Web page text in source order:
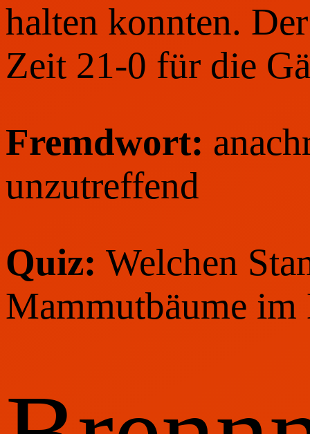
halten konnten.
Zeit 21-0 für die
Fremdwort:
unzutreffend
Quiz: Welchen
Mammutbäume